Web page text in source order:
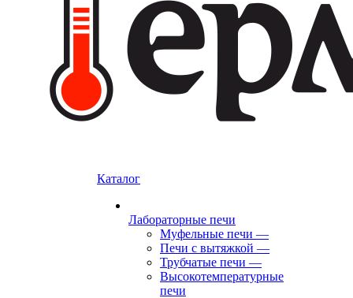
Каталог
Лабораторные печи
Муфельные печи —
Печи с вытяжкой —
Трубчатые печи —
Высокотемпературные
печи